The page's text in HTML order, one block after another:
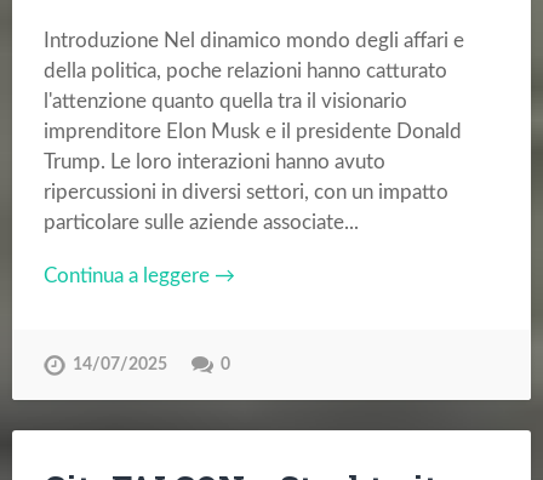
Introduzione Nel dinamico mondo degli affari e
della politica, poche relazioni hanno catturato
l'attenzione quanto quella tra il visionario
imprenditore Elon Musk e il presidente Donald
Trump. Le loro interazioni hanno avuto
ripercussioni in diversi settori, con un impatto
particolare sulle aziende associate...
Continua a leggere →
14/07/2025 0